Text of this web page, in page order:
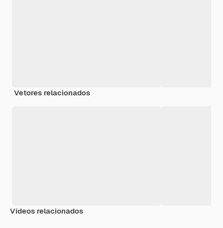
Vetores relacionados
Vídeos relacionados